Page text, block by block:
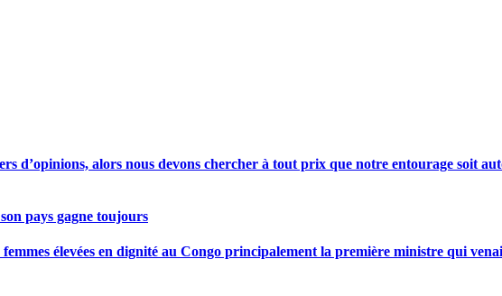
d’opinions, alors nous devons chercher à tout prix que notre entourage soit
pays gagne toujours
élevées en dignité au Congo principalement la première ministre qui